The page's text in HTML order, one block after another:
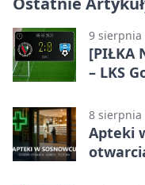
9 sierpnia
[PIŁKA
– LKS
8 sierpnia
Apteki